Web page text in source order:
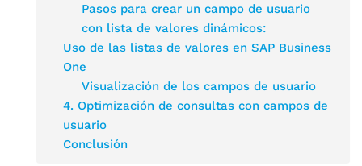
Pasos para crear un campo de usuario
con lista de valores dinámicos:
Uso de las listas de valores en SAP Business
One
Visualización de los campos de usuario
4. Optimización de consultas con campos de
usuario
Conclusión